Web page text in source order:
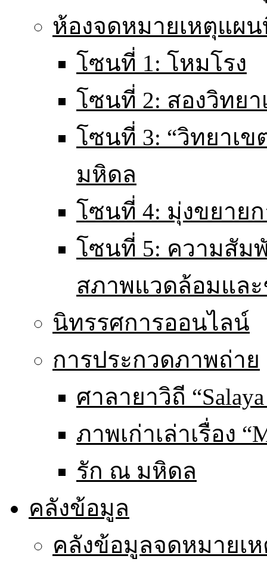
ห้องจดหมายเหตุแผ
โซนที่ 1: โหมโรง
โซนที่ 2: สองวิทย
โซนที่ 3: “วิทยาเ
มหิดล
โซนที่ 4: มุ่งขยาย
โซนที่ 5: ความสัม
สภาพแวดล้อมแล
นิทรรศการออนไลน์
การประกวดภาพถ่าย
ศาลายาวิถี
ภาพเก่าเล่าเรื่อง
รัก ณ มหิดล
คลังข้อมูล
คลังข้อมูลจดหมาย